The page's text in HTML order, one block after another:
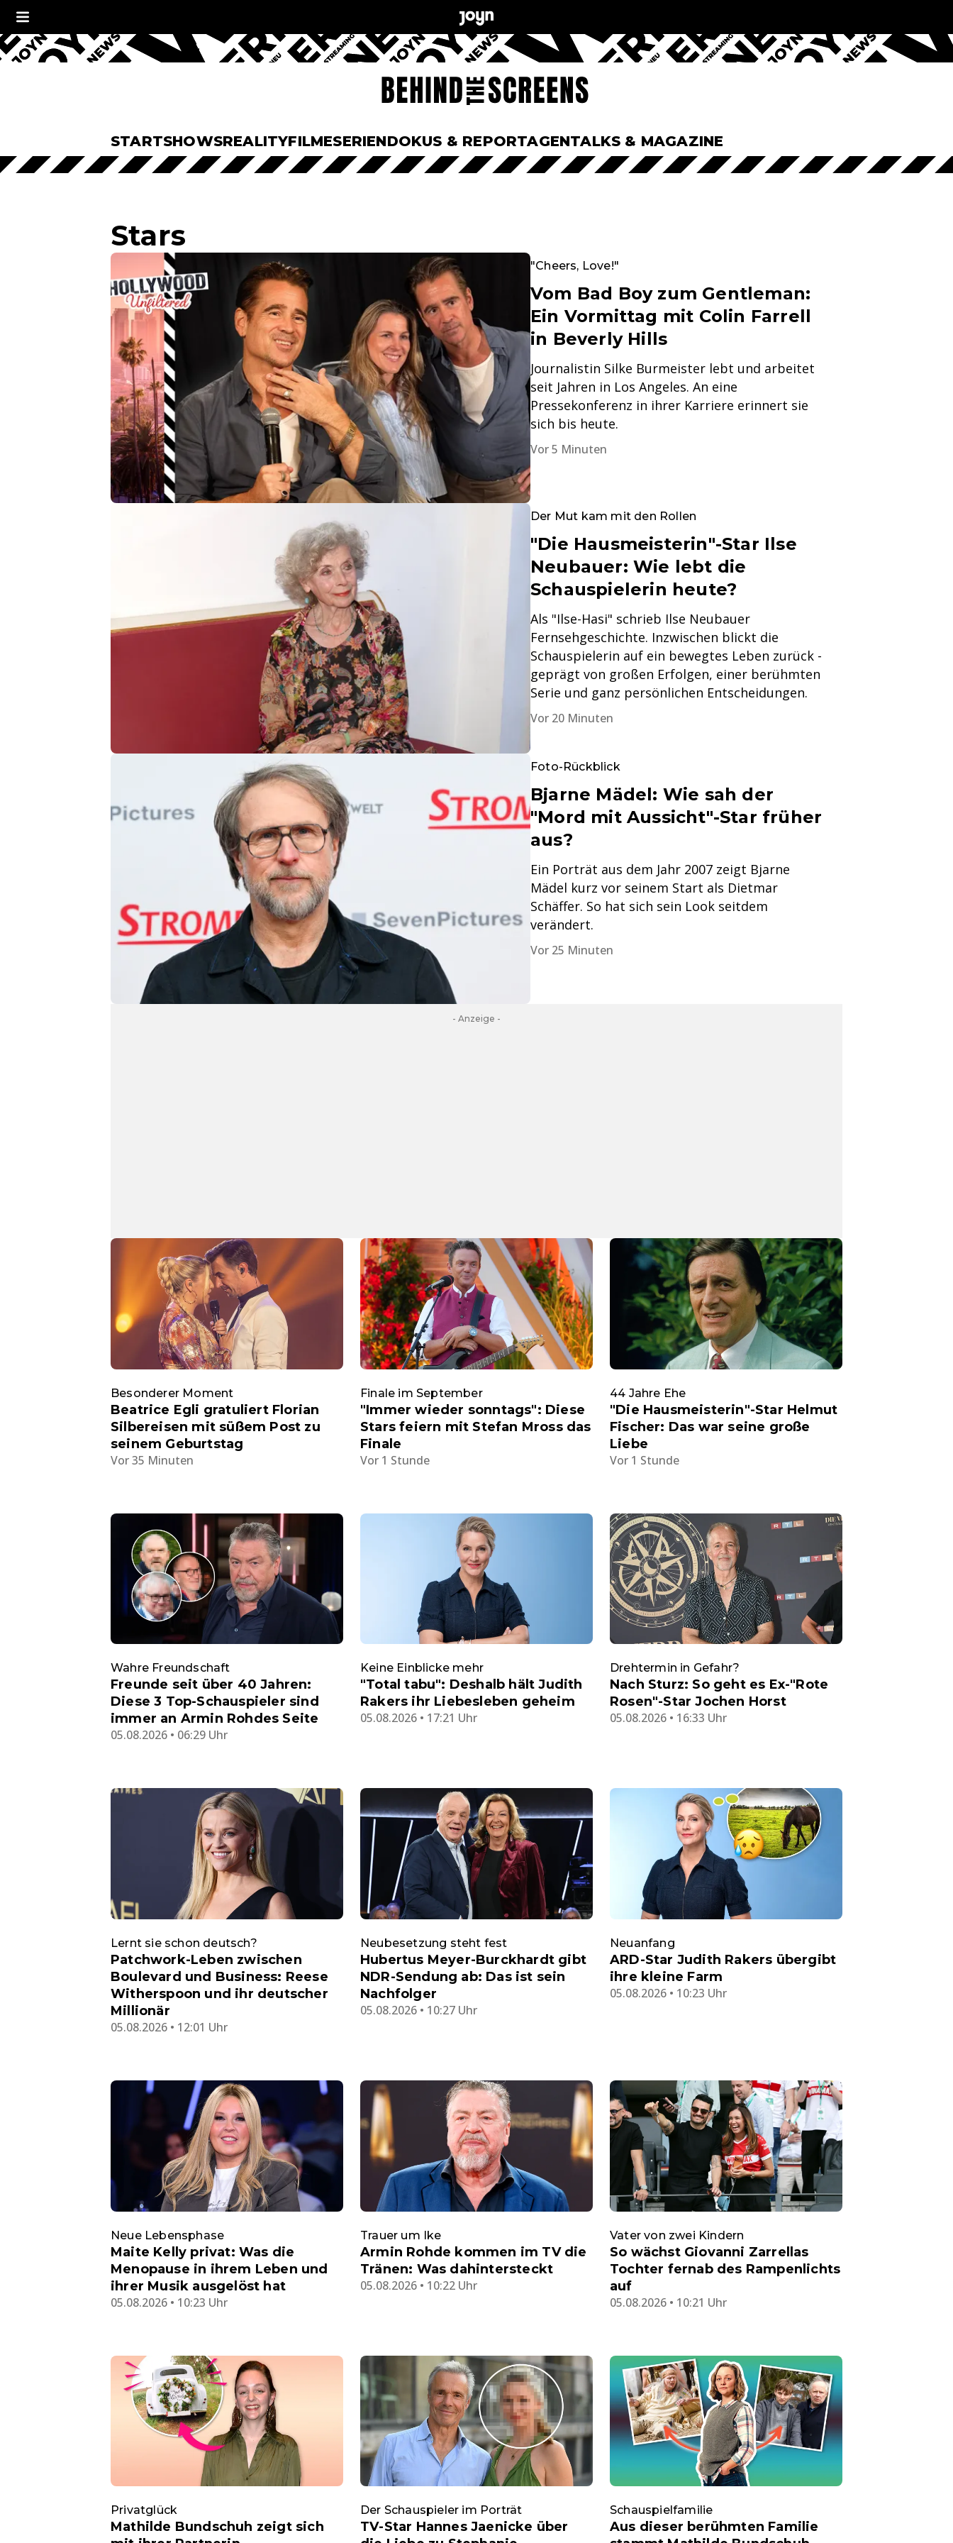
STARTSHOWSREALITYFILMESERIENDOKUS & REPORTAGENTALKS & MAGAZINE
Stars
"Cheers, Love!"
Vom Bad Boy zum Gentleman:
Ein Vormittag mit Colin Farrell
in Beverly Hills
Journalistin Silke Burmeister lebt und arbeitet
seit Jahren in Los Angeles. An eine
Pressekonferenz in ihrer Karriere erinnert sie
sich bis heute.
Vor 5 Minuten
Der Mut kam mit den Rollen
"Die Hausmeisterin"-Star Ilse
Neubauer: Wie lebt die
Schauspielerin heute?
Als "Ilse-Hasi" schrieb Ilse Neubauer
Fernsehgeschichte. Inzwischen blickt die
Schauspielerin auf ein bewegtes Leben zurück -
geprägt von großen Erfolgen, einer berühmten
Serie und ganz persönlichen Entscheidungen.
Vor 20 Minuten
Foto-Rückblick
Bjarne Mädel: Wie sah der
"Mord mit Aussicht"-Star früher
aus?
Ein Porträt aus dem Jahr 2007 zeigt Bjarne
Mädel kurz vor seinem Start als Dietmar
Schäffer. So hat sich sein Look seitdem
verändert.
Vor 25 Minuten
- Anzeige -
Besonderer Moment
Beatrice Egli gratuliert Florian
Silbereisen mit süßem Post zu
seinem Geburtstag
Vor 35 Minuten
Finale im September
"Immer wieder sonntags": Diese
Stars feiern mit Stefan Mross das
Finale
Vor 1 Stunde
44 Jahre Ehe
"Die Hausmeisterin"-Star Helmut
Fischer: Das war seine große
Liebe
Vor 1 Stunde
Wahre Freundschaft
Freunde seit über 40 Jahren:
Diese 3 Top-Schauspieler sind
immer an Armin Rohdes Seite
05.08.2026 • 06:29 Uhr
Keine Einblicke mehr
"Total tabu": Deshalb hält Judith
Rakers ihr Liebesleben geheim
05.08.2026 • 17:21 Uhr
Drehtermin in Gefahr?
Nach Sturz: So geht es Ex-"Rote
Rosen"-Star Jochen Horst
05.08.2026 • 16:33 Uhr
Lernt sie schon deutsch?
Patchwork-Leben zwischen
Boulevard und Business: Reese
Witherspoon und ihr deutscher
Millionär
05.08.2026 • 12:01 Uhr
Neubesetzung steht fest
Hubertus Meyer-Burckhardt gibt
NDR-Sendung ab: Das ist sein
Nachfolger
05.08.2026 • 10:27 Uhr
Neuanfang
ARD-Star Judith Rakers übergibt
ihre kleine Farm
05.08.2026 • 10:23 Uhr
Neue Lebensphase
Maite Kelly privat: Was die
Menopause in ihrem Leben und
ihrer Musik ausgelöst hat
05.08.2026 • 10:23 Uhr
Trauer um Ike
Armin Rohde kommen im TV die
Tränen: Was dahintersteckt
05.08.2026 • 10:22 Uhr
Vater von zwei Kindern
So wächst Giovanni Zarrellas
Tochter fernab des Rampenlichts
auf
05.08.2026 • 10:21 Uhr
Privatglück
Mathilde Bundschuh zeigt sich
Der Schauspieler im Porträt
TV-Star Hannes Jaenicke über
Schauspielfamilie
Aus dieser berühmten Familie